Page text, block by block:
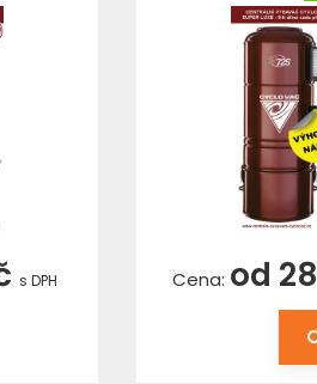
s DPH Cena: od